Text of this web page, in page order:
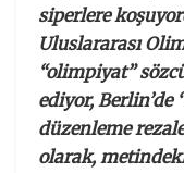
siperlere
Uluslararası
“olimpiyat”
ediyor, Berlin’de
düzenleme
olarak,